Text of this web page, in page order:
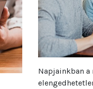
Napjainkban